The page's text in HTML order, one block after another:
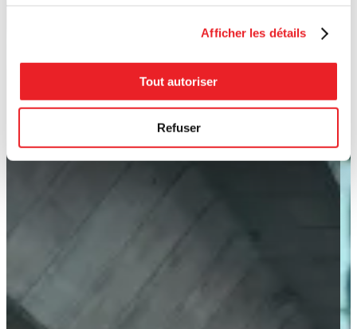
Afficher les détails
Tout autoriser
Refuser